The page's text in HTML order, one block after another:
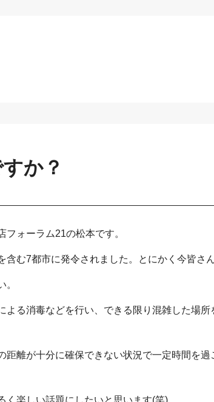
か？
ォーラム21の松本です。
む7都市に発令されました。とにかく今皆さ
。
る消毒などを行い、できる限り混雑した場
離が十分に確保できない状況で一定時間を過
く楽しい話題にしたいと思います(笑)